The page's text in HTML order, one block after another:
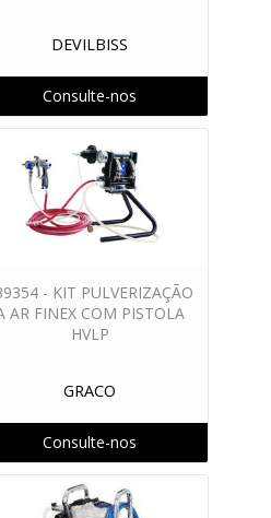
REP. PO CABO AT OUTRAS
CABINE PINTURA
TINTA REPOSICAO TANQUE
DEVILBISS
Consulte-nos
- KIT PULVERIZAÇÃO
AR FINEX COM PISTOLA
HVLP
GRACO
Consulte-nos